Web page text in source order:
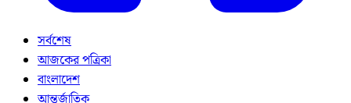
সর্বশেষ
আজকের পত্রিকা
বাংলাদেশ